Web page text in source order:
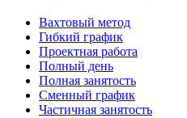
Вахтовый метод
Гибкий график
Проектная работа
Полный день
Полная занятость
Сменный график
Частичная занятость